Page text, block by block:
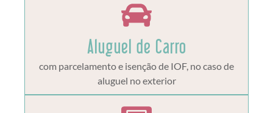
Aluguel de Carro
com parcelamento e isenção de IOF, no caso de
aluguel no exterior